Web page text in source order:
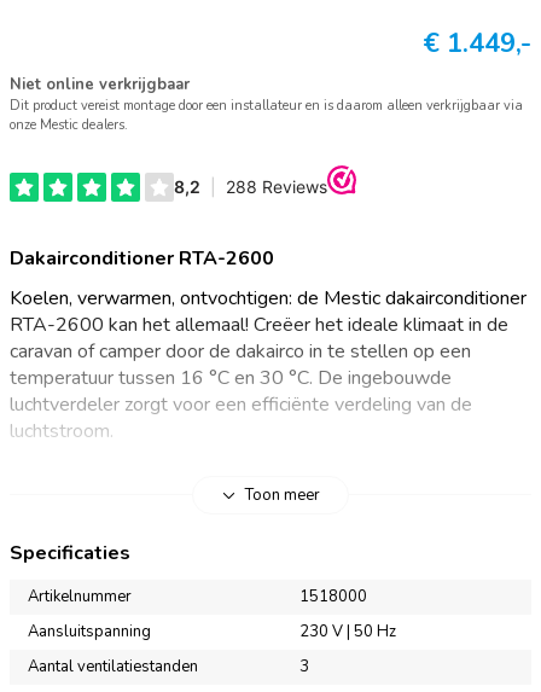
€ 1.449,-
Niet online verkrijgbaar
Dit product vereist montage door een installateur en is daarom alleen verkrijgbaar via
onze Mestic dealers.
Dakairconditioner RTA-2600
Koelen, verwarmen, ontvochtigen: de Mestic dakairconditioner
RTA-2600 kan het allemaal! Creëer het ideale klimaat in de
caravan of camper door de dakairco in te stellen op een
temperatuur tussen 16 °C en 30 °C. De ingebouwde
luchtverdeler zorgt voor een efficiënte verdeling van de
luchtstroom.
Met de Mestic dakairconditioner RTA-2600 koel, verwarm of
ontvochtig je jouw kampeervoertuig. De multifunctionele airco
voor campers en caravans heeft een koelvermogen van 2600
W. Dankzij het stroomverbruik van 1160 W gebruik je de
meegeleverde afstandsbediening om de dakairco eenvoudig
Toon meer
Specificaties
Artikelnummer
1518000
Aansluitspanning
230 V | 50 Hz
Aantal ventilatiestanden
3